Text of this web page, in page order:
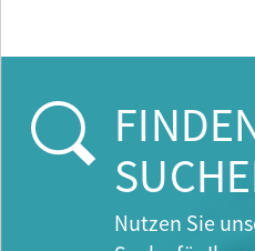
Nutzen Sie